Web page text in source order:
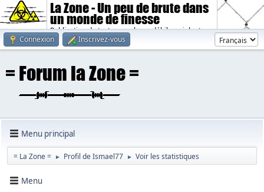
La Zone - Un peu de brute dans
un monde de finesse
Publication de textes sombres, débiles, violents.
Connexion
Inscrivez-vous
Menu principal
= La Zone = ► Profil de Ismael77 ► Voir les statistiques
Menu